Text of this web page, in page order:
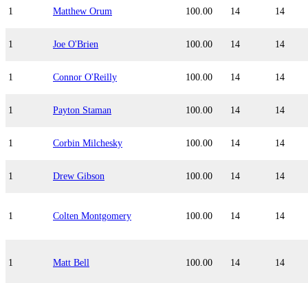
1 Matthew Orum 100.00 14 14
1 Joe O'Brien 100.00 14 14
1 Connor O'Reilly 100.00 14 14
1 Payton Staman 100.00 14 14
1 Corbin Milchesky 100.00 14 14
1 Drew Gibson 100.00 14 14
1 Colten Montgomery 100.00 14 14
1 Matt Bell 100.00 14 14